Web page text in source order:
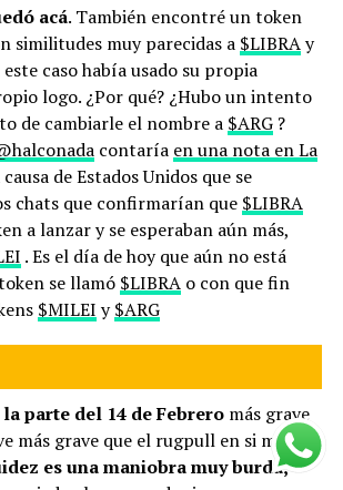
acá. También encontré un token
similitudes muy parecidas a $LIBRAy
caso había usado su propia
logo. ¿Por qué? ¿Hubo un intento
de cambiarle el nombre a $ARG?
contaría en una nota en La
de Estados Unidos que se
chats que confirmarían que $LIBRA
a lanzar y se esperaban aún más,
. Es el día de hoy que aún no está
se llamó $LIBRAo con que fin
$MILEI y$ARG
la parte del 14 de Febreromás grave
más grave que el rugpull en si mismo.
es una maniobra muy burda,